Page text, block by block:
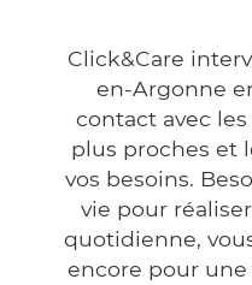
Click&Care
en-Argonne
contact avec
plus proches et
vos besoins.
vie pour
quotidienne,
encore pour